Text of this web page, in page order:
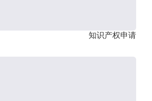
知识产权申请